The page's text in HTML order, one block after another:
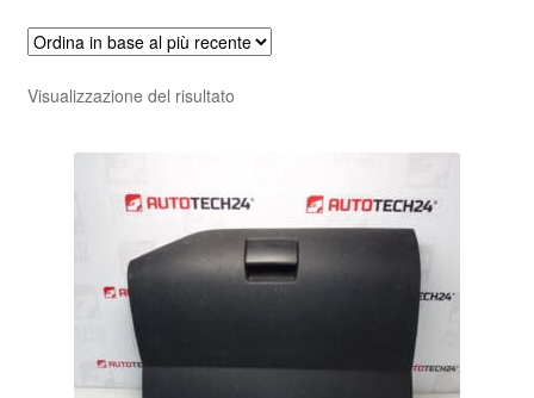
Visualizzazione del risultato